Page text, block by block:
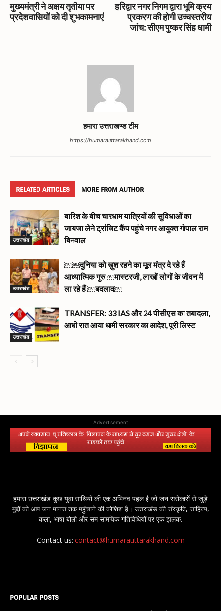
मुख्यमंत्री ने अक्षय तृतीया पर
प्रदेशवासियों को दी शुभकामनाएं
हरिद्वार नगर निगम द्वारा भूमि क्रय
प्रकरण की होगी उच्चस्तरीय
जांच: सीएम पुष्कर सिंह धामी
हमारा उत्तराखण्ड टीम
https://humarauttarakhand.com
RELATED ARTICLES MORE FROM AUTHOR
उत्तराखंड
बारिश के बीच चारधाम यात्रियों की सुविधाओं का
जायजा लेने ट्रांजिट कैंप पहुंचे नगर आयुक्त गोपाल राम
बिनवाल
उत्तराखंड
￼￼दुनिया को ख़ुश रहने का मूल मंत्र दे रहे हैं
आध्यात्मिक गुरु ￼मास्टरजी, लाखों लोगों के जीवन में
ला रहे हैं ￼बदलाव￼
उत्तराखंड
TRANSFER: 33 IAS और 24 पीसीएस का तबादला,
आधी रात आया धामी सरकार का आदेश, पूरी लिस्ट
Advertisement
हमारा उत्तराखंड कुछ युवा साथियों की एक अभिनव पहल है जो जन सरोकारों से जुड़े
मुद्दों को आम जन मानस तक पहुंचाने की कोशिश है। उत्तराखंड की संस्कृति, साहित्य,
कला, भाषा बोली और सम सामयिक गतिविधियों पर एक झलक.
Contact us: contact@humarauttarakhand.com
POPULAR POSTS